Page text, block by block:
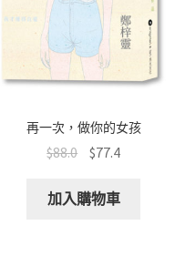
再一次，做你的女孩
$88.0 $77.4
加入購物車